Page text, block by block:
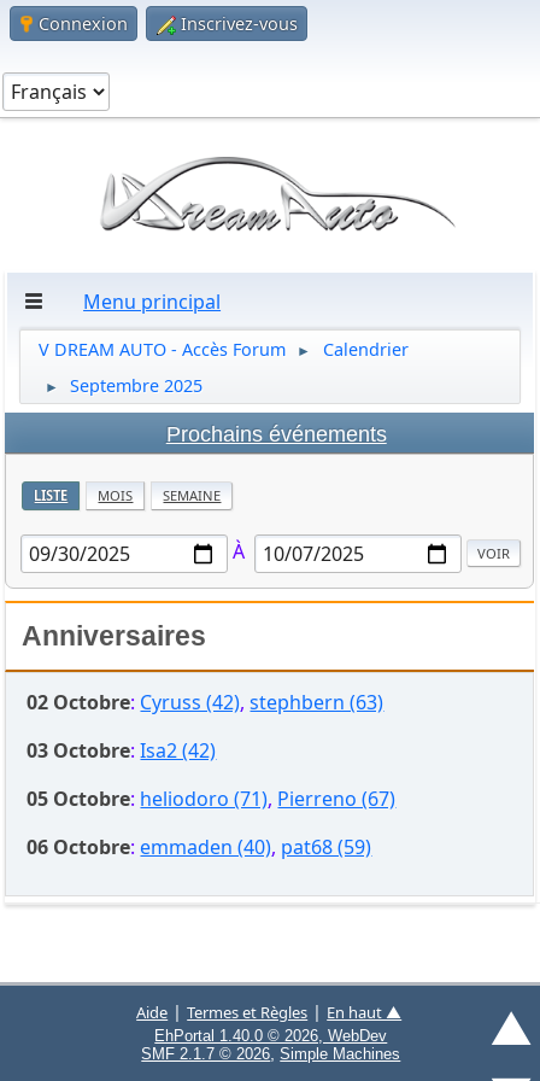
Connexion Inscrivez-vous
Menu principal
V DREAM AUTO - Accès Forum ► Calendrier
► Septembre 2025
Prochains événements
LISTE MOIS SEMAINE
À
Anniversaires
02 Octobre: Cyruss (42),stephbern (63)
03 Octobre:Isa2 (42)
05 Octobre: heliodoro (71), Pierreno (67)
06 Octobre:emmaden (40), pat68 (59)
▲
Aide |Termes et Règles | En haut ▲
EhPortal 1.40.0 © 2026, WebDev
SMF 2.1.7 © 2026 ,Simple Machines